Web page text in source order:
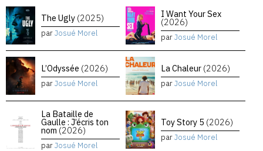
The Ugly (2025)
parJosué Morel
I Want Your Sex
(2026)
parJosué Morel
L’Odyssée (2026)
parJosué Morel
La Chaleur (2026)
parJosué Morel
La Bataille de
Gaulle : J’écris ton
nom (2026)
parJosué Morel
Toy Story 5 (2026)
parJosué Morel